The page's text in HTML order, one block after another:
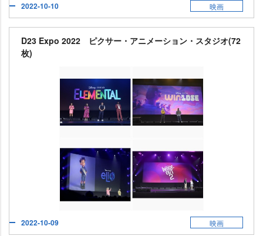
2022-10-10 映画
D23 Expo 2022 ピクサー・アニメーション・スタジオ(72
枚)
2022-10-09 映画